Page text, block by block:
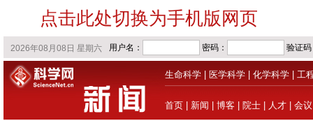
点击此处切换为手机版网页
生命科学 医学科学 化学科学 工
首页 新闻 博客 院士 人才 会议